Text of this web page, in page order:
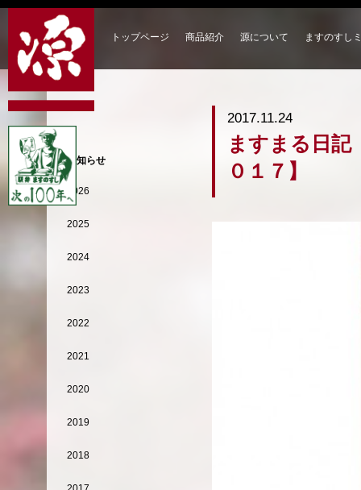
トップページ 商品紹介 源について ますのすし
2017.11.24
ますまる日記
０１７】
お知らせ
2026
2025
2024
2023
2022
2021
2020
2019
2018